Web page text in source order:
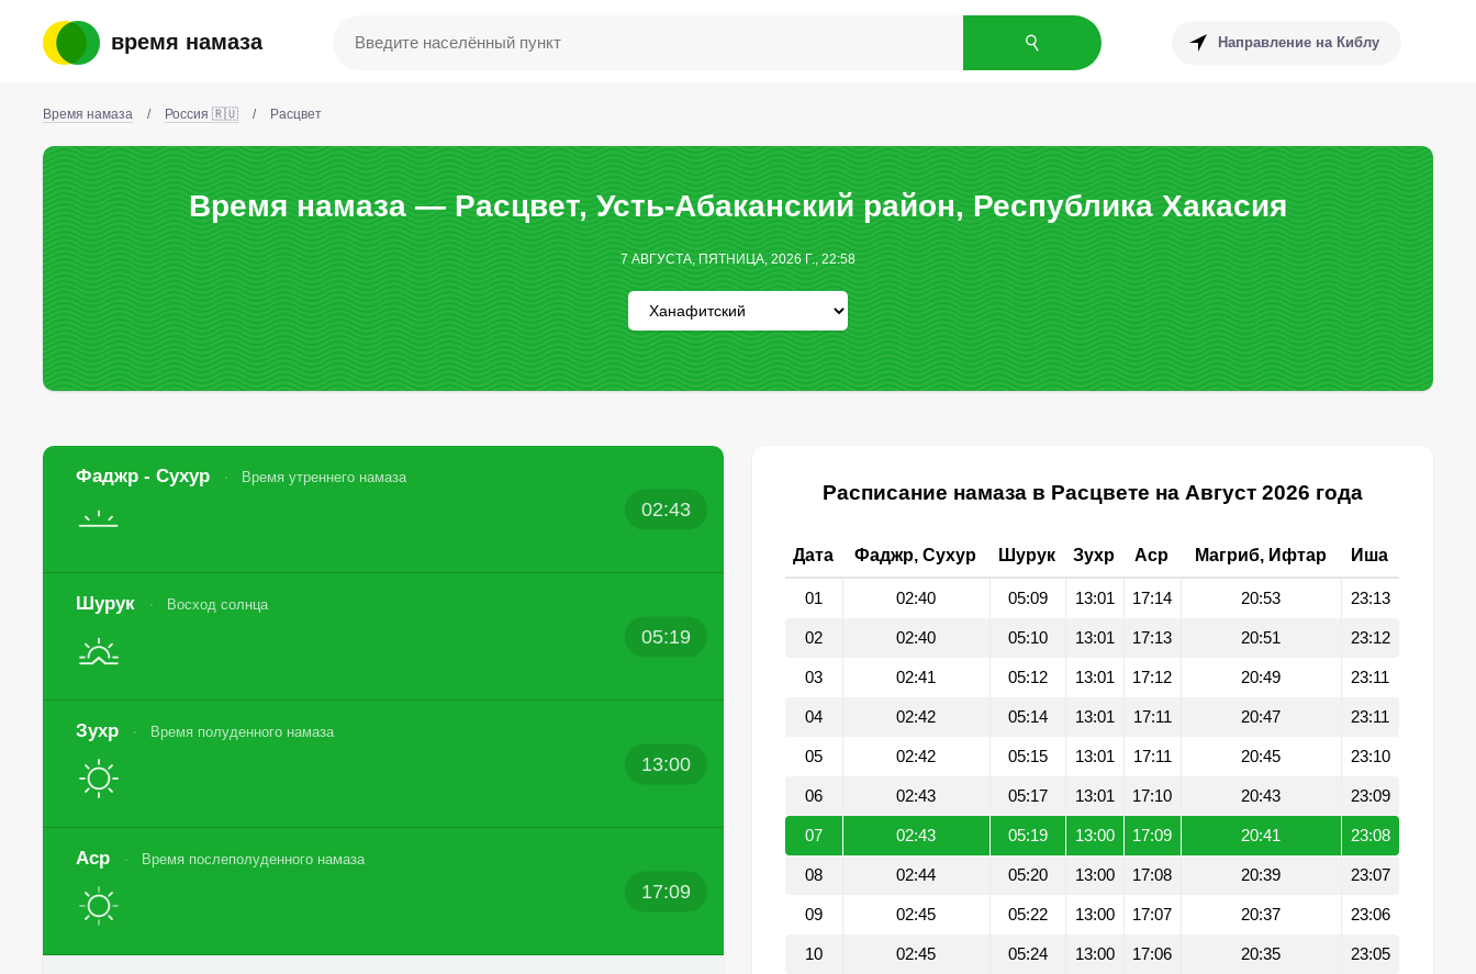
время намаза Направление на Киблу
Время намаза / Россия 🇷🇺 / Расцвет
Время намаза — Расцвет, Усть-Абаканский район, Республика Хакасия
7 АВГУСТА, ПЯТНИЦА, 2026 Г., 22:58
Фаджр - Сухур Время утреннего намаза
02:43
Шурук Восход солнца
05:19
Зухр Время полуденного намаза
13:00
Аср Время послеполуденного намаза
17:09
Расписание намаза в Расцвете на Август 2026 года
Дата Фаджр, Сухур Шурук Зухр Аср Магриб, Ифтар Иша
01 02:40 05:09 13:01 17:14 20:53 23:13
02 02:40 05:10 13:01 17:13 20:51 23:12
03 02:41 05:12 13:01 17:12 20:49 23:11
04 02:42 05:14 13:01 17:11 20:47 23:11
05 02:42 05:15 13:01 17:11 20:45 23:10
06 02:43 05:17 13:01 17:10 20:43 23:09
07 02:43 05:19 13:00 17:09 20:41 23:08
08 02:44 05:20 13:00 17:08 20:39 23:07
09 02:45 05:22 13:00 17:07 20:37 23:06
10 02:45 05:24 13:00 17:06 20:35 23:05